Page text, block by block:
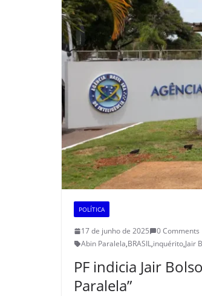
POLÍTICA
17 de junho de 2025
0 Comments
Abin Paralela,BRASIL,inquérito,Jair
PF indicia Jair
Paralela”